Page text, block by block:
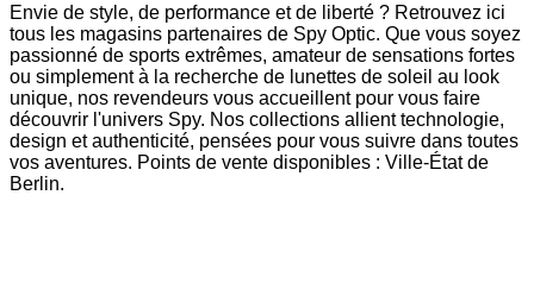
Envie de style, de performance et de liberté ? Retrouvez ici
tous les magasins partenaires de Spy Optic. Que vous soyez
passionné de sports extrêmes, amateur de sensations fortes
ou simplement à la recherche de lunettes de soleil au look
unique, nos revendeurs vous accueillent pour vous faire
découvrir l'univers Spy. Nos collections allient technologie,
design et authenticité, pensées pour vous suivre dans toutes
vos aventures. Points de vente disponibles : Ville-État de
Berlin.